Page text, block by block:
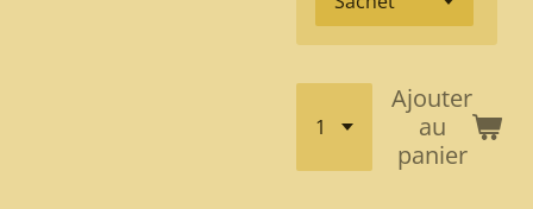
Ajouter
au
panier